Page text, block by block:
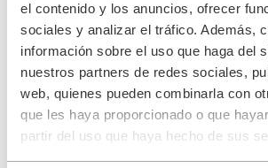
el contenido y los anuncios, ofrecer
sociales y analizar el tráfico. Además,
información sobre el uso que haga del
nuestros partners de redes sociales,
web, quienes pueden combinarla con
que les haya proporcionado o que
partir del uso que haya hecho de sus
Bomba de agua de
centra
Tratamiento térmico
Quemadores
Piezas de repuesto
Elementos filtrantes
Cesta filtrante
Filtro de Velas
Elementos de velas para
Cartuchos filtrantes